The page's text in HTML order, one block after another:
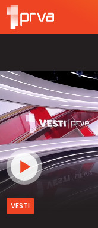
VESTI